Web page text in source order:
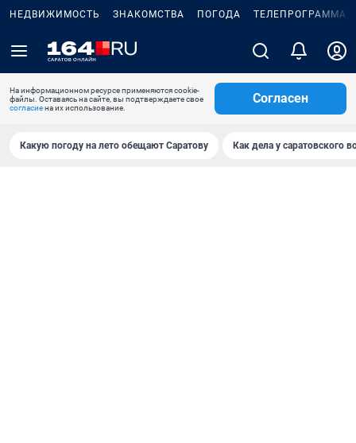
НЕДВИЖИМОСТЬ ЗНАКОМСТВА ПОГОДА ТЕЛЕПРОГРАММА
На информационном ресурсе применяются cookie-
файлы. Оставаясь на сайте, вы подтверждаете свое
согласиена их использование.
Согласен
Какую погоду на лето обещают Саратову Как дела у саратовского